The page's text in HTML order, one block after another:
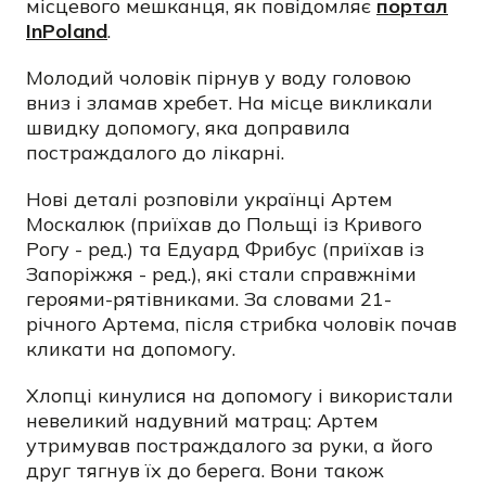
місцевого мешканця, як повідомляє портал
InPoland.
Молодий чоловік пірнув у воду головою
вниз і зламав хребет. На місце викликали
швидку допомогу, яка доправила
постраждалого до лікарні.
Нові деталі розповіли українці Артем
Москалюк (приїхав до Польщі із Кривого
Рогу - ред.) та Едуард Фрибус (приїхав із
Запоріжжя - ред.), які стали справжніми
героями-рятівниками. За словами 21-
річного Артема, після стрибка чоловік почав
кликати на допомогу.
Хлопці кинулися на допомогу і використали
невеликий надувний матрац: Артем
утримував постраждалого за руки, а його
друг тягнув їх до берега. Вони також